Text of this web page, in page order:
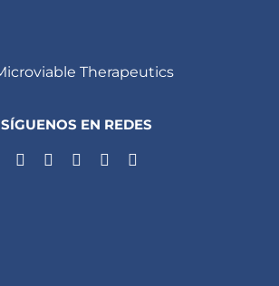
SÍGUENOS EN REDES